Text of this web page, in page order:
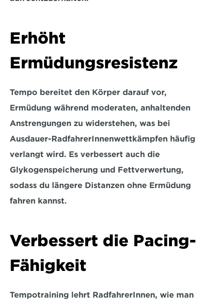
Erhöht
Ermüdungsresistenz
Tempo bereitet den Körper darauf vor,
Ermüdung während moderaten, anhaltenden
Anstrengungen zu widerstehen, was bei
Ausdauer-RadfahrerInnenwettkämpfen häufig
verlangt wird. Es verbessert auch die
Glykogenspeicherung und Fettverwertung,
sodass du längere Distanzen ohne Ermüdung
fahren kannst.
Verbessert die Pacing-
Fähigkeit
Tempotraining lehrt RadfahrerInnen, wie man